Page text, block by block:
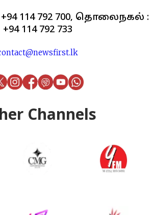
114 792 700, தொலைநகல் :
+94 114 792 733
Channels